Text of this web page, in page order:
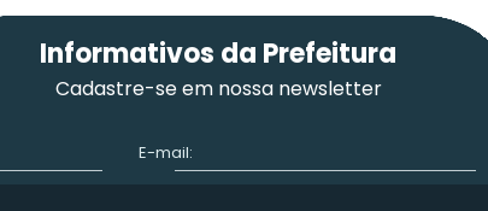
Informativos da Prefeitura
Cadastre-se em nossa newsletter
E-mail: